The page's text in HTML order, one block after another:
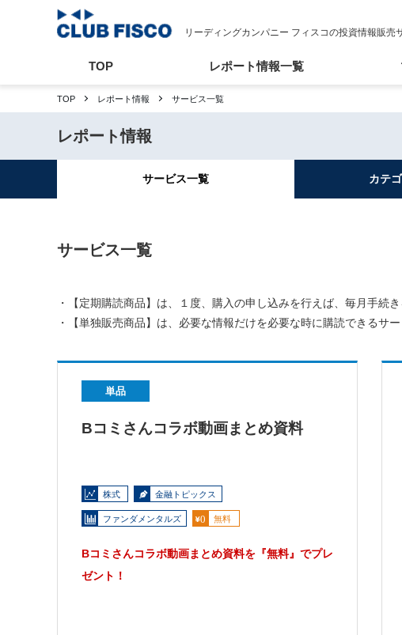
リーディングカンパニー フィスコの投資情報販売
TOP レポート情報一覧
TOP レポート情報 サービス一覧
レポート情報
サービス一覧 カテ
サービス一覧
・【定期購読商品】は、１度、購入の申し込みを行えば、毎月手続
・【単独販売商品】は、必要な情報だけを必要な時に購読できるサ
単品
Bコミさんコラボ動画まとめ資料
株式 金融トピックス
ファンダメンタルズ 無料
Bコミさんコラボ動画まとめ資料を『無料』でプレ
ゼント！